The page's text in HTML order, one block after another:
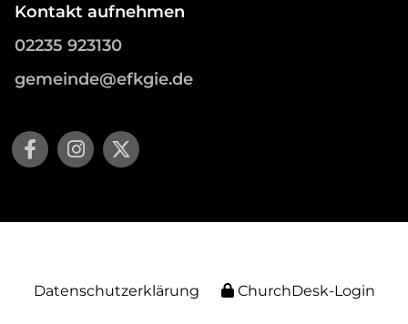
Kontakt aufnehmen
02235 923130
gemeinde@efkgie.de
Datenschutzerklärung ChurchDesk-Login